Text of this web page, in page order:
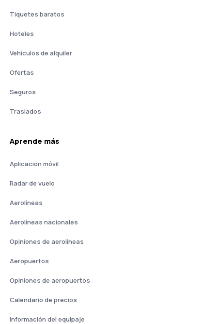
Tiquetes baratos
Hoteles
Vehículos de alquiler
Ofertas
Seguros
Traslados
Aprende más
Aplicación móvil
Radar de vuelo
Aerolíneas
Aerolíneas nacionales
Opiniones de aerolíneas
Aeropuertos
Opiniones de aeropuertos
Calendario de precios
Información del equipaje